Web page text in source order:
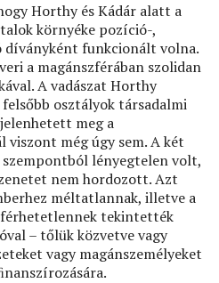
Horthy és Kádár alatt a
környéke pozíció-,
díványként funkcionált volna.
a magánszférában szolidan
A vadászat Horthy
osztályok társadalmi
meg a
viszont még úgy sem. A két
lényegtelen volt,
nem hordozott. Azt
méltatlannak, illetve a
tekintették
– tőlük közvetve vagy
vagy magánszemélyeket